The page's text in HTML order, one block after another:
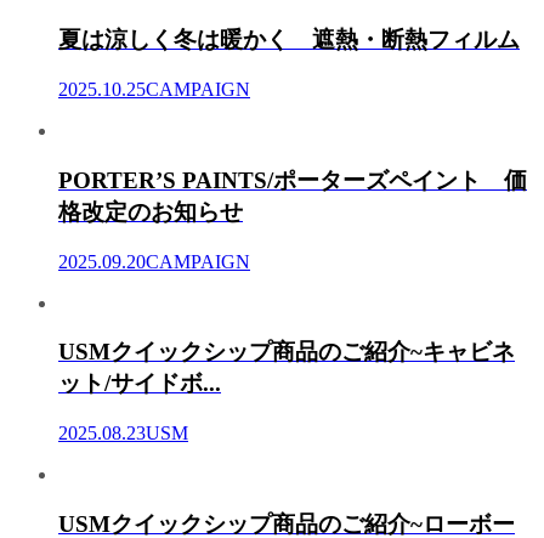
夏は涼しく冬は暖かく 遮熱・断熱フィルム
2025.10.25CAMPAIGN
PORTER’S PAINTS/ポーターズペイント 価
格改定のお知らせ
2025.09.20CAMPAIGN
USMクイックシップ商品のご紹介~キャビネ
ット/サイドボ...
2025.08.23USM
USMクイックシップ商品のご紹介~ローボー